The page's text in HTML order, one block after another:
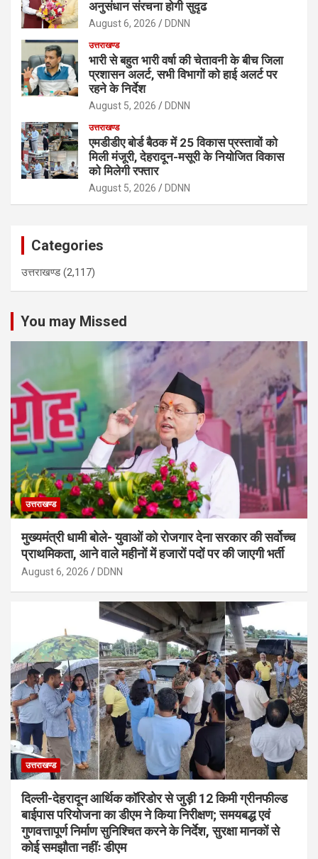
अनुसंधान संरचना होगी सुदृढ
August 6, 2026 DDNN
उत्तराखण्ड
भारी से बहुत भारी वर्षा की चेतावनी के बीच जिला
प्रशासन अलर्ट, सभी विभागों को हाई अलर्ट पर
रहने के निर्देश
August 5, 2026 DDNN
उत्तराखण्ड
एमडीडीए बोर्ड बैठक में 25 विकास प्रस्तावों को
मिली मंजूरी, देहरादून-मसूरी के नियोजित विकास
को मिलेगी रफ्तार
August 5, 2026 DDNN
Categories
उत्तराखण्ड(2,117)
You may Missed
उत्तराखण्ड
मुख्यमंत्री धामी बोले- युवाओं को रोजगार देना सरकार की सर्वोच्च
प्राथमिकता, आने वाले महीनों में हजारों पदों पर की जाएगी भर्ती
August 6, 2026 DDNN
उत्तराखण्ड
दिल्ली-देहरादून आर्थिक कॉरिडोर से जुड़ी 12 किमी ग्रीनफील्ड
बाईपास परियोजना का डीएम ने किया निरीक्षण; समयबद्ध एवं
गुणवत्तापूर्ण निर्माण सुनिश्चित करने के निर्देश, सुरक्षा मानकों से
कोई समझौता नहींः डीएम